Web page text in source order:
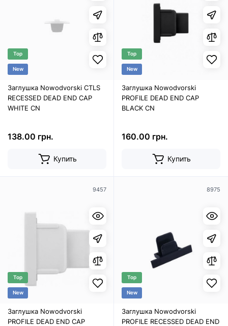
Top
New
Заглушка Nowodvorski CTLS
RECESSED DEAD END CAP
WHITE CN
138.00 грн.
Купить
Top
New
Заглушка Nowodvorski
PROFILE DEAD END CAP
BLACK CN
160.00 грн.
Купить
9457
Top
New
Заглушка Nowodvorski
PROFILE DEAD END CAP
8975
Top
New
Заглушка Nowodvorski
PROFILE RECESSED DEAD END